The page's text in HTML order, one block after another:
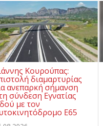
Κουρούπας:
διαμαρτυρίας
ανεπαρκή σήμανση
σύνδεση Εγνατίας
με τον
Ε65